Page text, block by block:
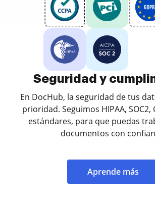
Seguridad y
En DocHub, la seguridad de tus
prioridad. Seguimos HIPAA, SOC2,
estándares, para que puedas
documentos con
Aprende más